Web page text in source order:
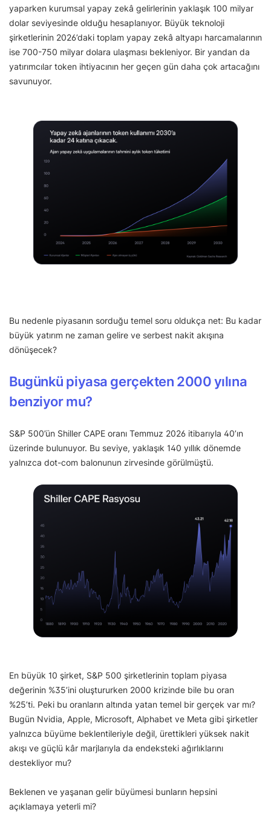
yaparken kurumsal yapay zekâ gelirlerinin yaklaşık 100 milyar
dolar seviyesinde olduğu hesaplanıyor. Büyük teknoloji
şirketlerinin 2026’daki toplam yapay zekâ altyapı harcamalarının
ise 700-750 milyar dolara ulaşması bekleniyor. Bir yandan da
yatırımcılar token ihtiyacının her geçen gün daha çok artacağını
savunuyor.
Bu nedenle piyasanın sorduğu temel soru oldukça net: Bu kadar
büyük yatırım ne zaman gelire ve serbest nakit akışına
dönüşecek?
Bugünkü piyasa gerçekten 2000 yılına
benziyor mu?
S&P 500’ün Shiller CAPE oranı Temmuz 2026 itibarıyla 40’ın
üzerinde bulunuyor. Bu seviye, yaklaşık 140 yıllık dönemde
yalnızca dot-com balonunun zirvesinde görülmüştü.
En büyük 10 şirket, S&P 500 şirketlerinin toplam piyasa
değerinin %35’ini oluştururken 2000 krizinde bile bu oran
%25’ti. Peki bu oranların altında yatan temel bir gerçek var mı?
Bugün Nvidia, Apple, Microsoft, Alphabet ve Meta gibi şirketler
yalnızca büyüme beklentileriyle değil, ürettikleri yüksek nakit
akışı ve güçlü kâr marjlarıyla da endeksteki ağırlıklarını
destekliyor mu?
Beklenen ve yaşanan gelir büyümesi bunların hepsini
açıklamaya yeterli mi?